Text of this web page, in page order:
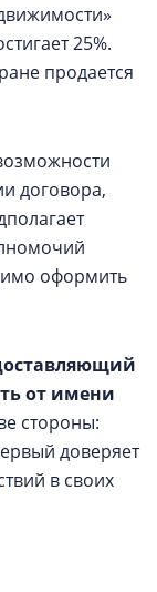
25%.
продается
договора,
оформить
от имени
стороны:
доверяет
в своих